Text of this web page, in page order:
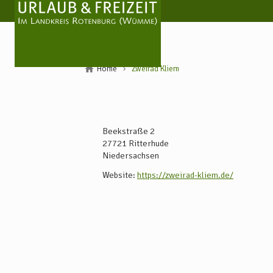
Home Zweirad Kliem
Beekstraße 2
27721 Ritterhude
Niedersachsen
Website: https://zweirad-kliem.de/